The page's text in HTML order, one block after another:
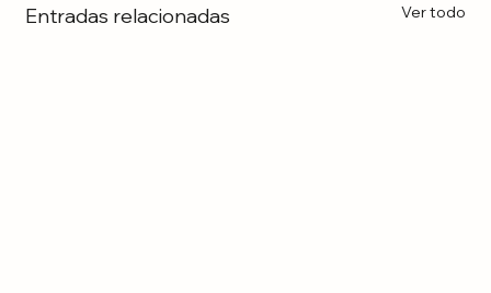
Entradas relacionadas Ver todo